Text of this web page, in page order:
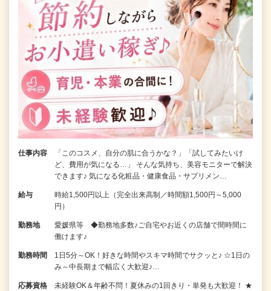
仕事内容
「このコスメ、自分の肌に合うかな？」「試してみたいけ
ど、費用が気になる…」 そんな気持ち、美容モニターで解決
できます♪ 気になる化粧品・健康食品・サプリメン…
給与
時給1,500円以上（完全出来高制／時間額1,500円～5,000
円）
勤務地
愛媛県等 ◆勤務地多数♪ご自宅やお近くの店舗で間時間に
働けます♪
勤務時間
1日5分～OK！好きな時間やスキマ時間でサクッと♪ ☆1日の
み～中長期まで幅広く大歓迎♪…
応募資格
未経験OK＆年齢不問！夏休みの1回きり・単発も大歓迎！ ★